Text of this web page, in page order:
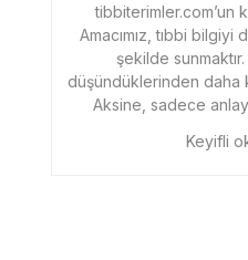
tibbiterimler.com’un
Amacımız, tıbbi bilgiyi
şekilde
düşündüklerinden daha
Aksine, sadece
Keyifli